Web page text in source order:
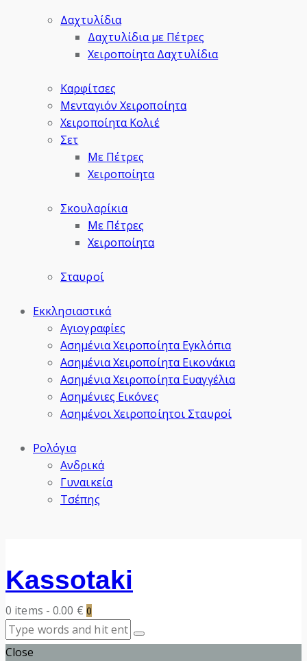
Δαχτυλίδια
Δαχτυλίδια με Πέτρες
Χειροποίητα Δαχτυλίδια
Καρφίτσες
Μενταγιόν Χειροποίητα
Χειροποίητα Κολιέ
Σετ
Με Πέτρες
Χειροποίητα
Σκουλαρίκια
Με Πέτρες
Χειροποίητα
Σταυροί
Εκκλησιαστικά
Αγιογραφίες
Ασημένια Χειροποίητα Εγκλόπια
Ασημένια Χειροποίητα Εικονάκια
Ασημένια Χειροποίητα Ευαγγέλια
Ασημένιες Εικόνες
Ασημένοι Χειροποίητοι Σταυροί
Ρολόγια
Ανδρικά
Γυναικεία
Τσέπης
Kassotaki
0 items - 0.00 € 0
Close